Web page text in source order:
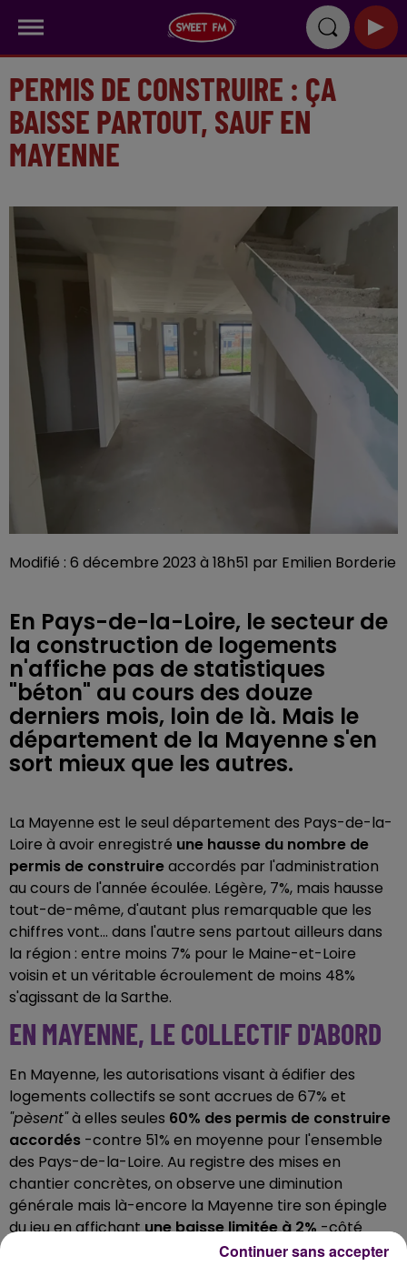
PERMIS DE CONSTRUIRE : ÇA
BAISSE PARTOUT, SAUF EN
MAYENNE
Modifié : 6 décembre 2023 à 18h51 par Emilien Borderie
En Pays-de-la-Loire, le secteur de
la construction de logements
n'affiche pas de statistiques
"béton" au cours des douze
derniers mois, loin de là. Mais le
département de la Mayenne s'en
sort mieux que les autres.
La Mayenne est le seul département des Pays-de-la-
Loire à avoir enregistré une hausse du nombre de
permis de construireaccordés par l'administration
au cours de l'année écoulée. Légère, 7%, mais hausse
tout-de-même, d'autant plus remarquable que les
chiffres vont... dans l'autre sens partout ailleurs dans
la région : entre moins 7% pour le Maine-et-Loire
voisin et un véritable écroulement de moins 48%
s'agissant de la Sarthe.
EN MAYENNE, LE COLLECTIF D'ABORD
En Mayenne, les autorisations visant à édifier des
logements collectifs se sont accrues de 67% et
"pèsent"à elles seules 60% des permis de construire
accordés -contre 51% en moyenne pour l'ensemble
des Pays-de-la-Loire. Au registre des mises en
chantier concrètes, on observe une diminution
générale mais là-encore la Mayenne tire son épingle
du jeu en affichantune baisse limitée à 2%-côté
Continuer sans accepter